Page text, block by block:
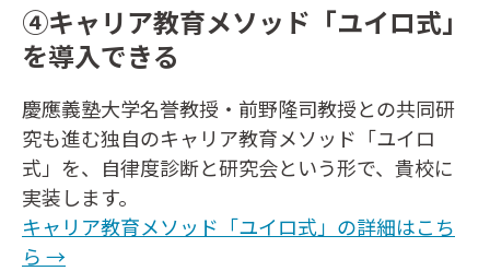
④キャリア教育メソッド「ユイロ式」
を導入できる
慶應義塾大学名誉教授・前野隆司教授との共同研
究も進む独自のキャリア教育メソッド「ユイロ
式」を、自律度診断と研究会という形で、貴校に
実装します。
キャリア教育メソッド「ユイロ式」の詳細はこち
ら →